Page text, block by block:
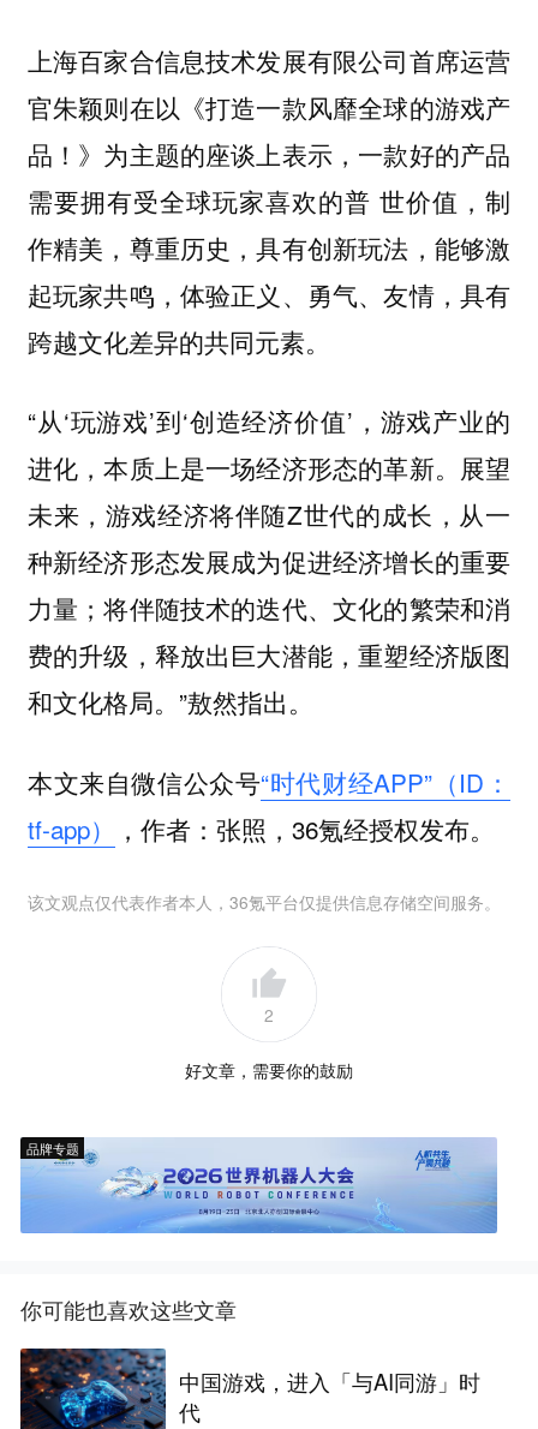
上海百家合信息技术发展有限公司首席运营
官朱颖则在以《打造一款风靡全球的游戏产
品！》为主题的座谈上表示，一款好的产品
需要拥有受全球玩家喜欢的普 世价值，制
作精美，尊重历史，具有创新玩法，能够激
起玩家共鸣，体验正义、勇气、友情，具有
跨越文化差异的共同元素。
“从‘玩游戏’到‘创造经济价值’，游戏产业的
进化，本质上是一场经济形态的革新。展望
未来，游戏经济将伴随Z世代的成长，从一
种新经济形态发展成为促进经济增长的重要
力量；将伴随技术的迭代、文化的繁荣和消
费的升级，释放出巨大潜能，重塑经济版图
和文化格局。”敖然指出。
本文来自微信公众号“时代财经APP”（ID：
tf-app）
，作者：张照，36氪经授权发布。
该文观点仅代表作者本人，36氪平台仅提供信息存储空间服务。
2
好文章，需要你的鼓励
品牌专题
你可能也喜欢这些文章
中国游戏，进入「与AI同游」时
代